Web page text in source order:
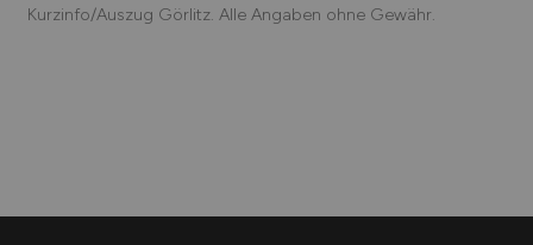
Kurzinfo/Auszug Görlitz. Alle Angaben ohne Gewähr.